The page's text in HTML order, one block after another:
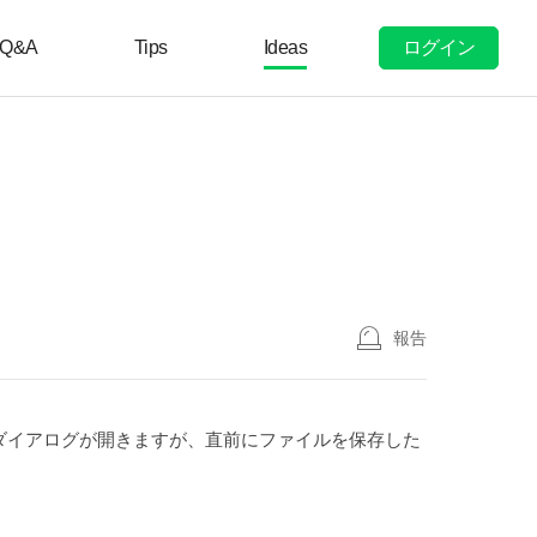
Q&A Tips Ideas ログイン
報告
アログが開きますが、直前にファイルを保存した